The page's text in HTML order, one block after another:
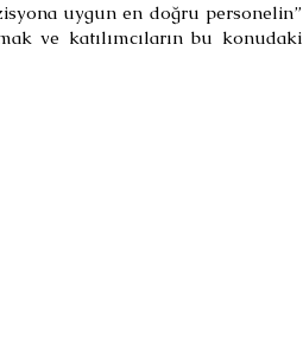
uygun en doğru personelin”
ve katılımcıların bu konudaki